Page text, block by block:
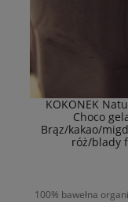
KOKONEK
Choco
Brąz/kakao/
róż/blady
100% bawełna